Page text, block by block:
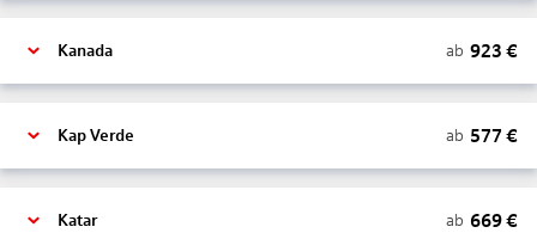
Kanada ab 923 €
Kap Verde ab 577 €
Katar ab 669€